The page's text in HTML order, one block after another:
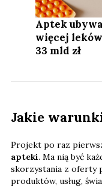
Aptek
więcej
33 mld zł
Jakie
Projekt po raz
apteki. Ma nią być
skorzystania z oferty
produktów, usług,